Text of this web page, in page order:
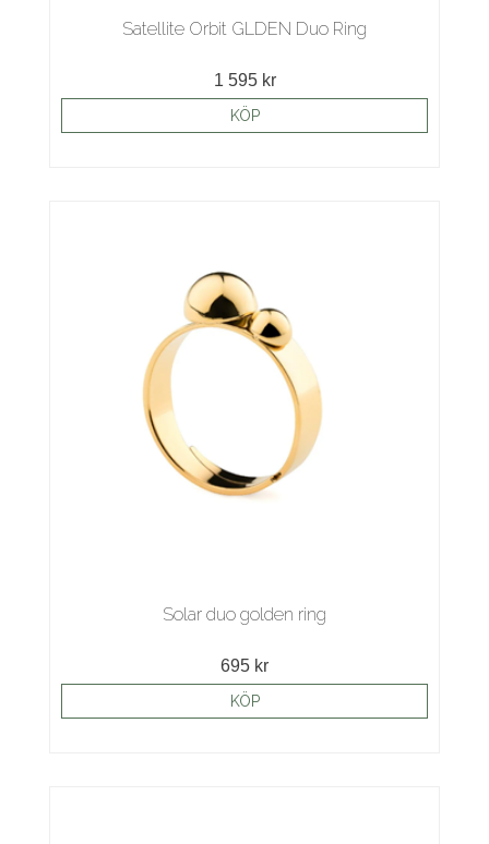
Satellite Orbit GLDEN Duo Ring
1 595 kr
KÖP
Solar duo golden ring
695 kr
KÖP